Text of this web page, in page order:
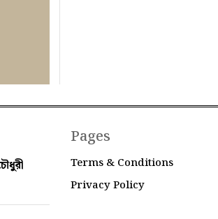
Pages
Terms & Conditions
Privacy Policy